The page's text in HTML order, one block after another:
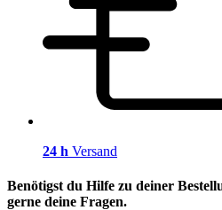
24 h Versand
Benötigst du Hilfe zu deiner
gerne deine Fragen.